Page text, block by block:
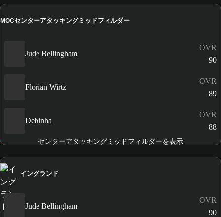
MOCセンターアタッキングミッドフィルダー
Jude Bellingham
OVR
90
Florian Wirtz
OVR
89
Debinha
OVR
88
センターアタッキングミッドフィルダーを表示
イングランド
Jude Bellingham
OVR
90